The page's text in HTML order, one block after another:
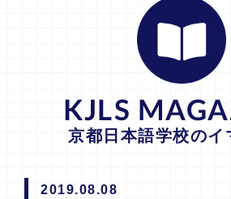
KJLS
京都日本語学校のイ
2019.08.08